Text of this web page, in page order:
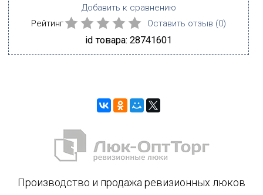
Добавить к сравнению
Рейтинг
Оставить отзыв (0)
id товара: 28741601
Производство и продажа ревизионных люков